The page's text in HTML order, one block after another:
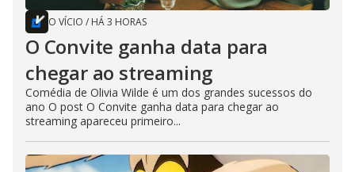
O VÍCIO / HÁ 3 HORAS
O Convite ganha data para
chegar ao streaming
Comédia de Olivia Wilde é um dos grandes sucessos do
ano O post O Convite ganha data para chegar ao
streaming apareceu primeiro...